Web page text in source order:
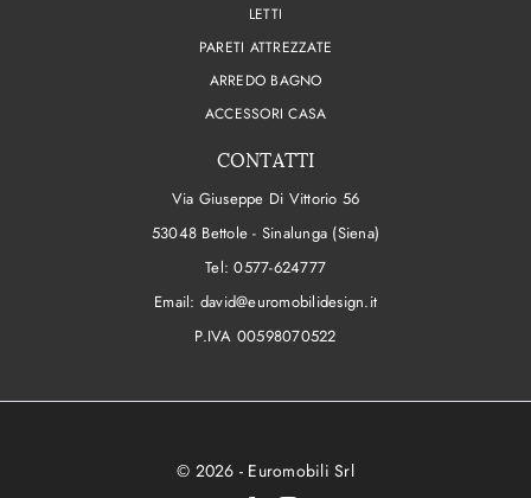
LETTI
PARETI ATTREZZATE
ARREDO BAGNO
ACCESSORI CASA
CONTATTI
Via Giuseppe Di Vittorio 56
53048 Bettole - Sinalunga (Siena)
Tel:0577-624777
Email: david@euromobilidesign.it
P.IVA 00598070522
© 2026 - Euromobili Srl